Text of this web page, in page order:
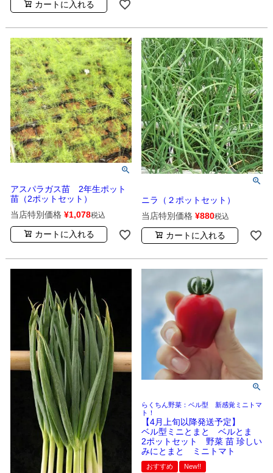
カートに入れる
アスパラガス苗 2年生ポット
苗（2ポットセット）
当店特別価格 ¥1,078税込
カートに入れる
ニラ（２ポットセット）
当店特別価格 ¥880税込
カートに入れる
らくちん野菜：ベル型 新感覚ミニトマ
ト！
【4月上旬以降発送予定】
ベル型ミニとまと ベルとま
2ポットセット 野菜 苗 珍しい
みにとまと ミニトマト
おすすめ New!!